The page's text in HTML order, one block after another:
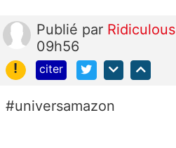
Publié par Ridiculous
09h56
!
citer
#universamazon